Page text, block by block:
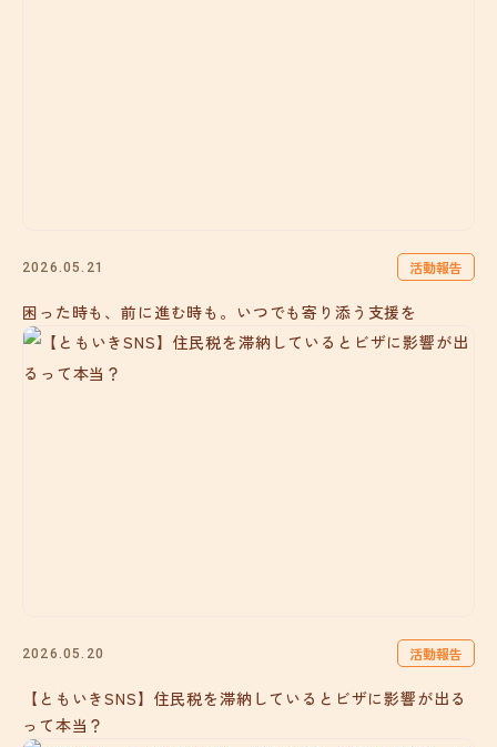
2026.05.21 活動報告
困った時も、前に進む時も。いつでも寄り添う支援を
2026.05.20 活動報告
【ともいきSNS】住民税を滞納しているとビザに影響が出る
って本当？